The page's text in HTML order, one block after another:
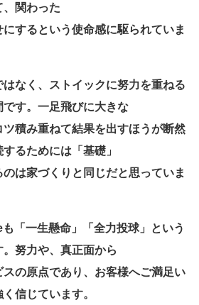
、関わった
するという使命感に駆られていま
なく、ストイックに努力を重ねる
す。一足飛びに大きな
積み重ねて結果を出すほうが断然
るためには「基礎」
は家づくりと同じだと思っていま
「一生懸命」「全力投球」という
努力や、真正面から
の原点であり、お客様へご満足い
信じています。